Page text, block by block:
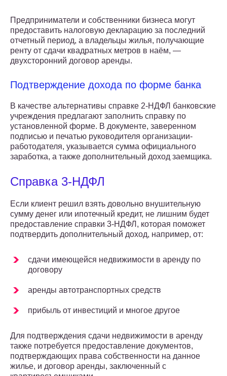
Предприниматели и собственники бизнеса могут
предоставить налоговую декларацию за последний
отчетный период, а владельцы жилья, получающие
ренту от сдачи квадратных метров в наём, —
двухсторонний договор аренды.
Подтверждение дохода по форме банка
В качестве альтернативы справке 2-НДФЛ банковские
учреждения предлагают заполнить справку по
установленной форме. В документе, заверенном
подписью и печатью руководителя организации-
работодателя, указывается сумма официального
заработка, а также дополнительный доход заемщика.
Справка 3-НДФЛ
Если клиент решил взять довольно внушительную
сумму денег или ипотечный кредит, не лишним будет
предоставление справки 3-НДФЛ, которая поможет
подтвердить дополнительный доход, например, от:
сдачи имеющейся недвижимости в аренду по
договору
аренды автотранспортных средств
прибыль от инвестиций и многое другое
Для подтверждения сдачи недвижимости в аренду
также потребуется предоставление документов,
подтверждающих права собственности на данное
жилье, и договор аренды, заключенный с